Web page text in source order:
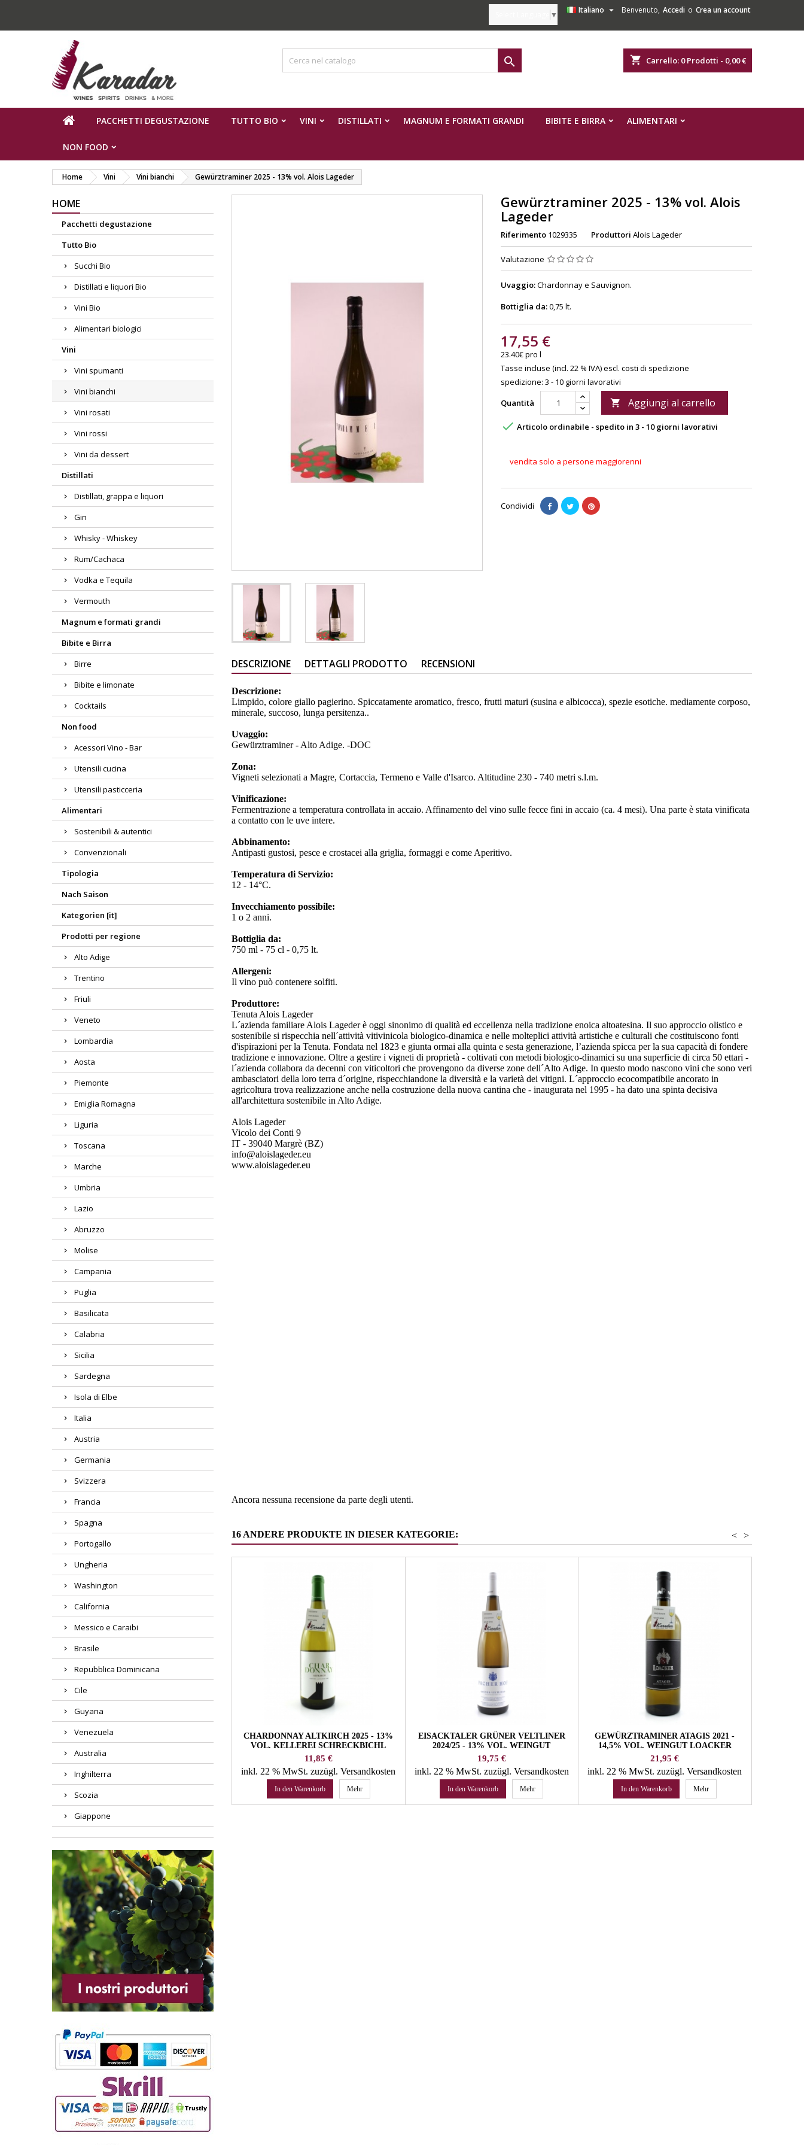
Benvenuto, Accedi o Crea un account
Italiano 
▼
shopping_cart Carrello: 0Prodotti - 0,00 €

PACCHETTI DEGUSTAZIONE TUTTO BIO VINI DISTILLATI MAGNUM E FORMATI GRANDI BIBITE E BIRRA ALIMENTARI
NON FOOD
Home Vini Vini bianchi Gewürztraminer 2025 - 13% vol. Alois Lageder
HOME
Pacchetti degustazione
Tutto Bio
Succhi Bio
Distillati e liquori Bio
Vini Bio
Alimentari biologici
Vini
Vini spumanti
Vini bianchi
Vini rosati
Vini rossi
Vini da dessert
Distillati
Distillati, grappa e liquori
Gin
Whisky - Whiskey
Rum/Cachaca
Vodka e Tequila
Vermouth
Magnum e formati grandi
Bibite e Birra
Birre
Bibite e limonate
Cocktails
Non food
Acessori Vino - Bar
Utensili cucina
Utensili pasticceria
Alimentari
Sostenibili & autentici
Convenzionali
Tipologia
Nach Saison
Kategorien [it]
Prodotti per regione
Alto Adige
Trentino
Friuli
Veneto
Lombardia
Aosta
Piemonte
Emiglia Romagna
Liguria
Toscana
Marche
Umbria
Lazio
Abruzzo
Molise
Campania
Puglia
Basilicata
Calabria
Sicilia
Sardegna
Isola di Elbe
Italia
Austria
Germania
Svizzera
Francia
Spagna
Portogallo
Ungheria
Washington
California
Messico e Caraibi
Brasile
Repubblica Dominicana
Cile
Guyana
Venezuela
Australia
Inghilterra
Scozia
Giappone
Gewürztraminer 2025 - 13% vol. Alois
Lageder
Riferimento 1029335 Produttori Alois Lageder
Valutazione
Uvaggio:Chardonnay e Sauvignon.
Bottiglia da:0,75 lt.
17,55 €
23.40€ pro l
Tasse incluse (incl. 22 % IVA)escl. costi di spedizione
spedizione: 3 - 10 giorni lavorativi
Quantità
 Aggiungi al carrello
 Articolo ordinabile - spedito in 3 - 10 giorni lavorativi
vendita solo a persone maggiorenni
Condividi
DESCRIZIONE DETTAGLI PRODOTTO RECENSIONI
Descrizione:
Limpido, colore giallo pagierino. Spiccatamente aromatico, fresco, frutti maturi (susina e albicocca), spezie esotiche. mediamente corposo,
minerale, succoso, lunga persitenza..
Uvaggio:
Gewürztraminer - Alto Adige. -DOC
Zona:
Vigneti selezionati a Magre, Cortaccia, Termeno e Valle d'Isarco. Altitudine 230 - 740 metri s.l.m.
Vinificazione:
Fermentrazione a temperatura controllata in accaio. Affinamento del vino sulle fecce fini in accaio (ca. 4 mesi). Una parte è stata vinificata
a contatto con le uve intere.
Abbinamento:
Antipasti gustosi, pesce e crostacei alla griglia, formaggi e come Aperitivo.
Temperatura di Servizio:
12 - 14°C.
Invecchiamento possibile:
1 o 2 anni.
Bottiglia da:
750 ml - 75 cl - 0,75 lt.
Allergeni:
Il vino può contenere solfiti.
Produttore:
Tenuta Alois Lageder
L´azienda familiare Alois Lageder è oggi sinonimo di qualità ed eccellenza nella tradizione enoica altoatesina. Il suo approccio olistico e
sostenibile si rispecchia nell´attività vitivinicola biologico-dinamica e nelle molteplici attività artistiche e culturali che costituiscono fonti
d'ispirazioni per la Tenuta. Fondata nel 1823 e giunta ormai alla quinta e sesta generazione, l’azienda spicca per la sua capacità di fondere
tradizione e innovazione. Oltre a gestire i vigneti di proprietà - coltivati con metodi biologico-dinamici su una superficie di circa 50 ettari -
l´azienda collabora da decenni con viticoltori che provengono da diverse zone dell´Alto Adige. In questo modo nascono vini che sono veri
ambasciatori della loro terra d´origine, rispecchiandone la diversità e la varietà dei vitigni. L´approccio ecocompatibile ancorato in
agricoltura trova realizzazione anche nella costruzione della nuova cantina che - inaugurata nel 1995 - ha dato una spinta decisiva
all'architettura sostenibile in Alto Adige.
Alois Lageder
Vicolo dei Conti 9
IT - 39040 Margrè (BZ)
info@aloislageder.eu
www.aloislageder.eu
Ancora nessuna recensione da parte degli utenti.
16 ANDERE PRODUKTE IN DIESER KATEGORIE: >
<
CHARDONNAY ALTKIRCH 2025 - 13%
VOL. KELLEREI SCHRECKBICHL
Preis
11,85 €
inkl. 22 % MwSt.zuzügl. Versandkosten
In den Warenkorb Mehr
EISACKTALER GRÜNER VELTLINER
2024/25 - 13% VOL. WEINGUT
PACHERHOF
Preis
19,75 €
inkl. 22 % MwSt. zuzügl. Versandkosten
In den Warenkorb Mehr
GEWÜRZTRAMINER ATAGIS 2021 -
14,5% VOL. WEINGUT LOACKER
SCHWARHOF BIO
Preis
21,95 €
inkl. 22 % MwSt.zuzügl. Versandkosten
In den Warenkorb Mehr